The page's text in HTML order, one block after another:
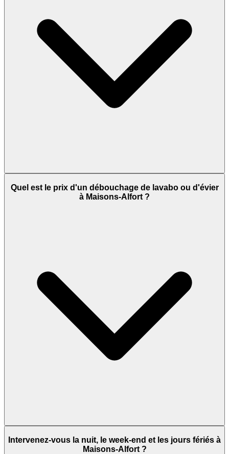
Quel est le prix d'un débouchage de lavabo ou d'évier
à Maisons-Alfort ?
Intervenez-vous la nuit, le week-end et les jours fériés à
Maisons-Alfort ?